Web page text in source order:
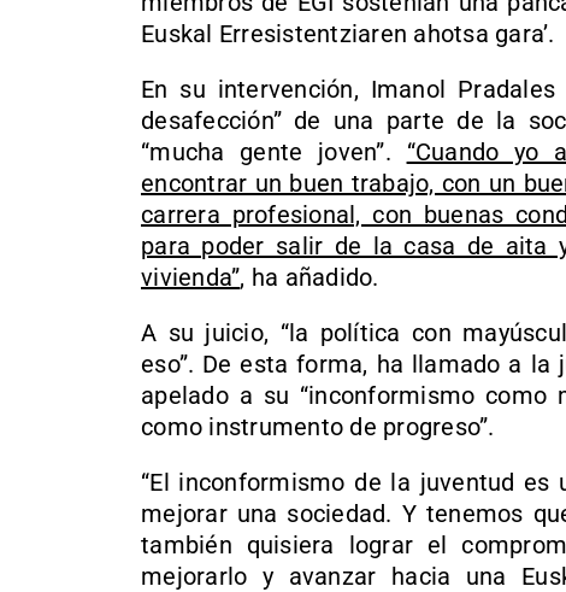
Euskal Erresistentziaren ahotsa gara’.
En su intervención, Imanol
desafección” de una parte de la
“mucha gente joven”. “Cuando yo
encontrar un buen trabajo, con un
carrera profesional, con buenas
para poder salir de la casa de aita
vivienda”, ha añadido.
A su juicio, “la política con
eso”. De esta forma, ha llamado a la
apelado a su “inconformismo
como instrumento de progreso”.
“El inconformismo de la juventud
mejorar una sociedad. Y tenemos
también quisiera lograr el
mejorarlo y avanzar hacia una